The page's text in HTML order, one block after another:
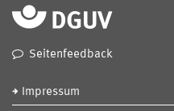
Seitenfeedback
Impressum